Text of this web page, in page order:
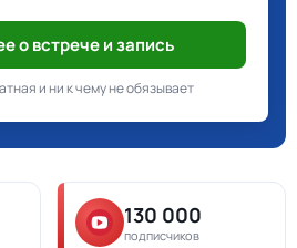
о встрече и запись
и ни к чему не обязывает
130 000
подписчиков